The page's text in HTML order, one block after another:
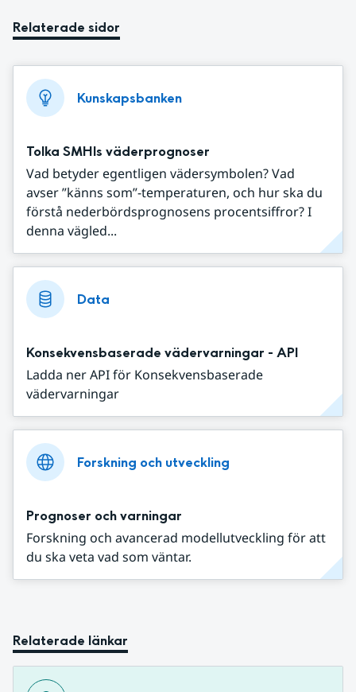
Relaterade sidor
Kunskapsbanken
Tolka SMHIs väderprognoser
Vad betyder egentligen vädersymbolen? Vad
avser ”känns som”-temperaturen, och hur ska du
förstå nederbördsprognosens procentsiffror? I
denna vägled...
Data
Konsekvensbaserade vädervarningar - API
Ladda ner API för Konsekvensbaserade
vädervarningar
Forskning och utveckling
Prognoser och varningar
Forskning och avancerad modellutveckling för att
du ska veta vad som väntar.
Relaterade länkar